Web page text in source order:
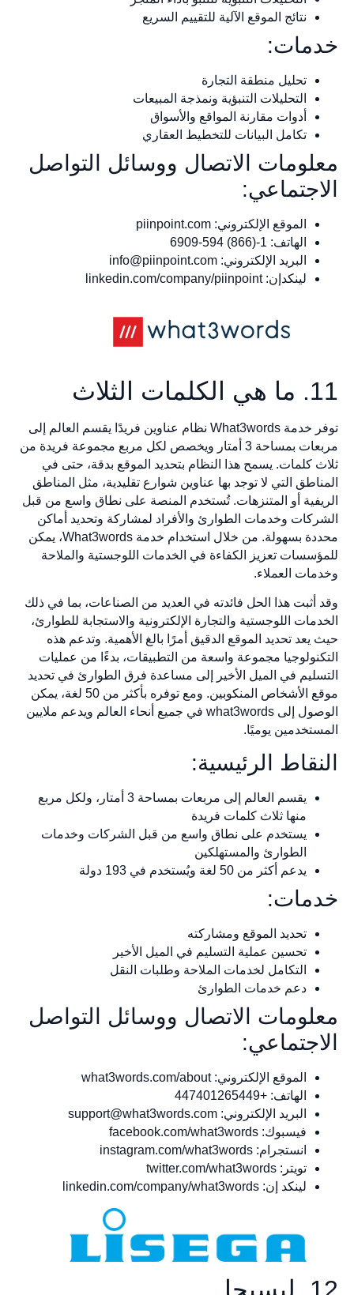
نتائج الموقع الآلية للتقييم السريع
خدمات:
تحليل منطقة التجارة
التحليلات التنبؤية ونمذجة المبيعات
أدوات مقارنة المواقع والأسواق
تكامل البيانات للتخطيط العقاري
معلومات الاتصال ووسائل التواصل
الاجتماعي:
الموقع الإلكتروني: piinpoint.com
الهاتف: 1-(866) 594-6909
البريد الإلكتروني: info@piinpoint.com
لينكدإن: linkedin.com/company/piinpoint
11. ما هي الكلمات الثلاث
توفر خدمة What3words نظام عناوين فريدًا يقسم العالم إلى
مربعات بمساحة 3 أمتار ويخصص لكل مربع مجموعة فريدة من
ثلاث كلمات. يسمح هذا النظام بتحديد الموقع بدقة، حتى في
المناطق التي لا توجد بها عناوين شوارع تقليدية، مثل المناطق
الريفية أو المتنزهات. تُستخدم المنصة على نطاق واسع من قبل
الشركات وخدمات الطوارئ والأفراد لمشاركة وتحديد أماكن
محددة بسهولة. من خلال استخدام خدمة What3words، يمكن
للمؤسسات تعزيز الكفاءة في الخدمات اللوجستية والملاحة
وخدمات العملاء.
وقد أثبت هذا الحل فائدته في العديد من الصناعات، بما في ذلك
الخدمات اللوجستية والتجارة الإلكترونية والاستجابة للطوارئ،
حيث يعد تحديد الموقع الدقيق أمرًا بالغ الأهمية. وتدعم هذه
التكنولوجيا مجموعة واسعة من التطبيقات، بدءًا من عمليات
التسليم في الميل الأخير إلى مساعدة فرق الطوارئ في تحديد
موقع الأشخاص المنكوبين. ومع توفره بأكثر من 50 لغة، يمكن
الوصول إلى what3words في جميع أنحاء العالم ويدعم ملايين
المستخدمين يوميًا.
النقاط الرئيسية:
يقسم العالم إلى مربعات بمساحة 3 أمتار، ولكل مربع
منها ثلاث كلمات فريدة
يستخدم على نطاق واسع من قبل الشركات وخدمات
الطوارئ والمستهلكين
يدعم أكثر من 50 لغة ويُستخدم في 193 دولة
خدمات:
تحديد الموقع ومشاركته
تحسين عملية التسليم في الميل الأخير
التكامل لخدمات الملاحة وطلبات النقل
دعم خدمات الطوارئ
معلومات الاتصال ووسائل التواصل
الاجتماعي:
الموقع الإلكتروني: what3words.com/about
الهاتف: +447401265449
البريد الإلكتروني: support@what3words.com
فيسبوك: facebook.com/what3words
انستجرام: instagram.com/what3words
تويتر: twitter.com/what3words
لينكد إن: linkedin.com/company/what3words